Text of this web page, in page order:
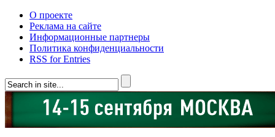
О проекте
Реклама на сайте
Информационные партнеры
Политика конфиденциальности
RSS for Entries